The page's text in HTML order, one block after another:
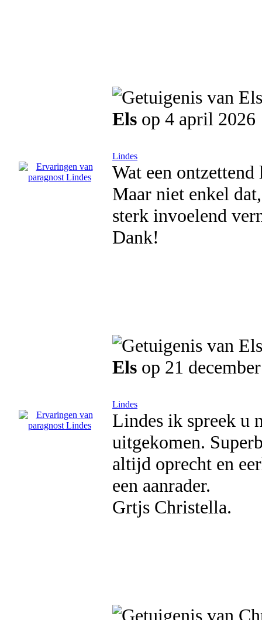
Els op 4 april 2026
Lindes
Wat een
Maar niet enkel
sterk invoelend
Dank!
Els op 21
Lindes
Lindes ik spreek u
uitgekomen.
altijd oprecht en
een aanrader.
Grtjs Christella.